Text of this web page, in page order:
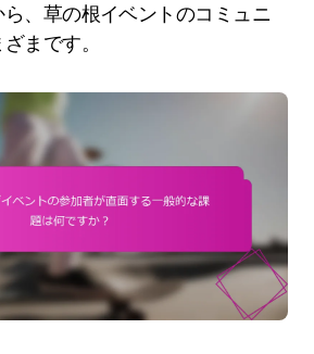
ら、草の根イベントのコミュニ
まです。